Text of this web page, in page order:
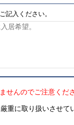
記入ください。
んのでご注意くださ
重に取り扱いさせて